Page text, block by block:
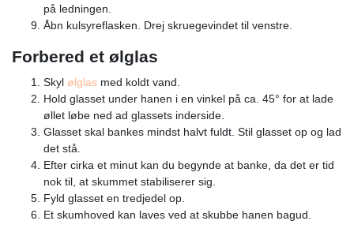
på ledningen.
Åbn kulsyreflasken. Drej skruegevindet til venstre.
Forbered et ølglas
Skyl ølglas med koldt vand.
Hold glasset under hanen i en vinkel på ca. 45° for at lade
øllet løbe ned ad glassets inderside.
Glasset skal bankes mindst halvt fuldt. Stil glasset op og lad
det stå.
Efter cirka et minut kan du begynde at banke, da det er tid
nok til, at skummet stabiliserer sig.
Fyld glasset en tredjedel op.
Et skumhoved kan laves ved at skubbe hanen bagud.